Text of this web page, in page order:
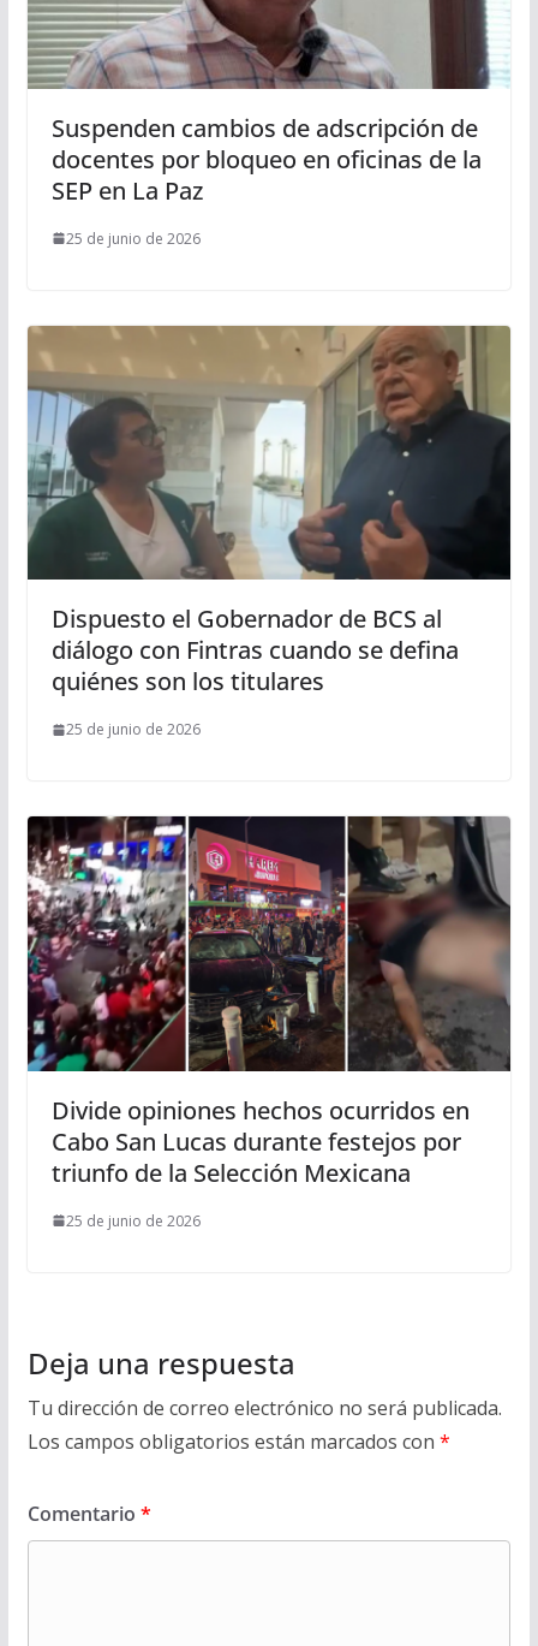
Suspenden cambios de adscripción de
docentes por bloqueo en oficinas de la
SEP en La Paz
25 de junio de 2026
Dispuesto el Gobernador de BCS al
diálogo con Fintras cuando se defina
quiénes son los titulares
25 de junio de 2026
Divide opiniones hechos ocurridos en
Cabo San Lucas durante festejos por
triunfo de la Selección Mexicana
25 de junio de 2026
Deja una respuesta
Tu dirección de correo electrónico no será publicada.
Los campos obligatorios están marcados con *
Comentario *